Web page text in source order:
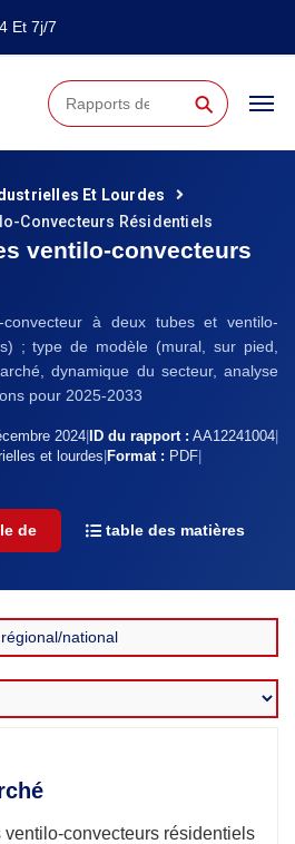
Et 7j/7
⚲
Et Lourdes
Convecteurs Résidentiels
ventilo-convecteurs
convecteur à deux tubes et ventilo-
; type de modèle (mural, sur pied,
dynamique du secteur, analyse
pour 2025-2033
2024 ID du rapport : AA12241004
et lourdes Format : PDF
de table des matières
ventilo-convecteurs résidentiels